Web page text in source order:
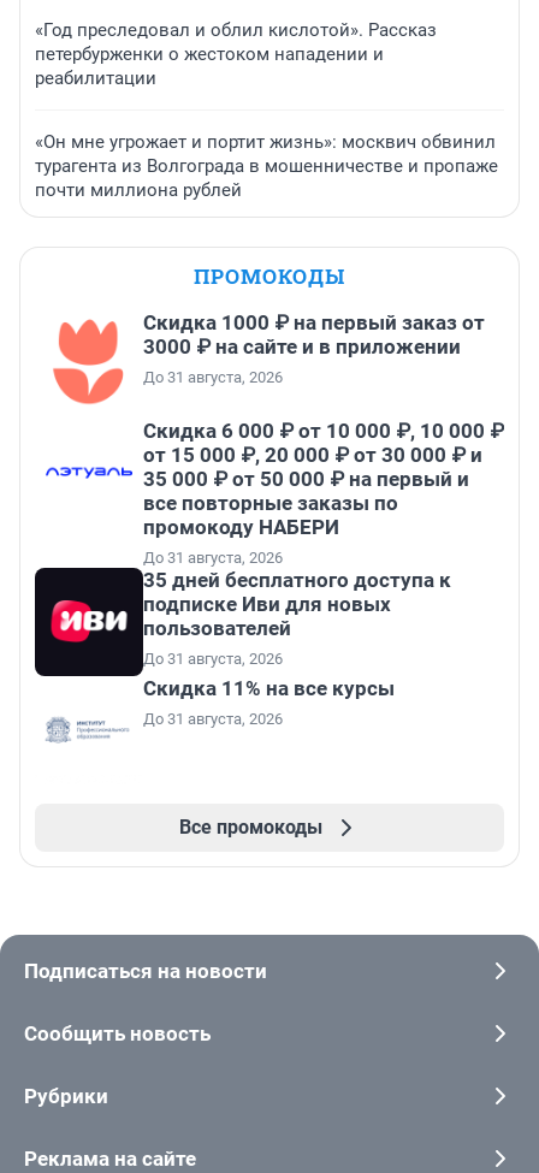
«Год преследовал и облил кислотой». Рассказ
петербурженки о жестоком нападении и
реабилитации
«Он мне угрожает и портит жизнь»: москвич обвинил
турагента из Волгограда в мошенничестве и пропаже
почти миллиона рублей
ПРОМОКОДЫ
Скидка 1000 ₽ на первый заказ от
3000 ₽ на сайте и в приложении
До 31 августа, 2026
Скидка 6 000 ₽ от 10 000 ₽, 10 000 ₽
от 15 000 ₽, 20 000 ₽ от 30 000 ₽ и
35 000 ₽ от 50 000 ₽ на первый и
все повторные заказы по
промокоду НАБЕРИ
До 31 августа, 2026
35 дней бесплатного доступа к
подписке Иви для новых
пользователей
До 31 августа, 2026
Скидка 11% на все курсы
До 31 августа, 2026
Все промокоды
Подписаться на новости
Сообщить новость
Рубрики
Реклама на сайте